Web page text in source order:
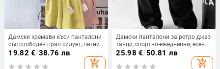
Дамски кремави къси панталони
със свободен прав силует, летни
ежедневни шорти
19.82 €/38.76 лв
add_shopping_cart
Дамски панталони за ретро джаз
танци, спортно-ежедневни, есен
2025, свободна кройка, хип-хоп
25.98 €/50.81 лв
add_shopping_cart